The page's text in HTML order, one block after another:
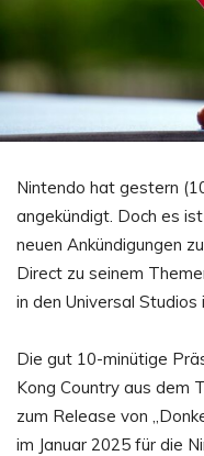
Nintendo hat gestern
angekündigt. Doch es
neuen Ankündigungen
Direct zu seinem
in den Universal Studios
Die gut 10-minütige
Kong Country aus dem
zum Release von
im Januar 2025 für die